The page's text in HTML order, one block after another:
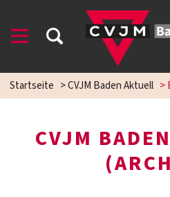
Startseite >CVJM Baden Aktuell >
CVJM